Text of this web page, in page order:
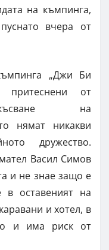
на къмпинга,
вчера от
„Джи Би
от
на
нямат никакви
дружество.
Васил Симов
и не знае защо е
в оставеният на
и хотел, в
и има риск от